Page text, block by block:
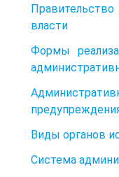
власти
Формы
Виды органов
Система